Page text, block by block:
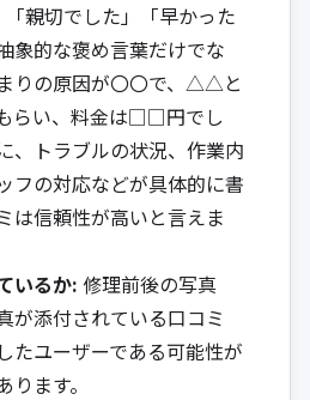
「親切でした」「早かった
象的な褒め言葉だけでな
りの原因が〇〇で、△△と
らい、料金は□□円でし
、トラブルの状況、作業内
フの対応などが具体的に書
は信頼性が高いと言えま
いるか: 修理前後の写真
が添付されている口コミ
たユーザーである可能性が
ます。